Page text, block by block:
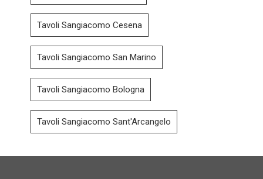
Tavoli Sangiacomo Cesena
Tavoli Sangiacomo San Marino
Tavoli Sangiacomo Bologna
Tavoli Sangiacomo Sant'Arcangelo